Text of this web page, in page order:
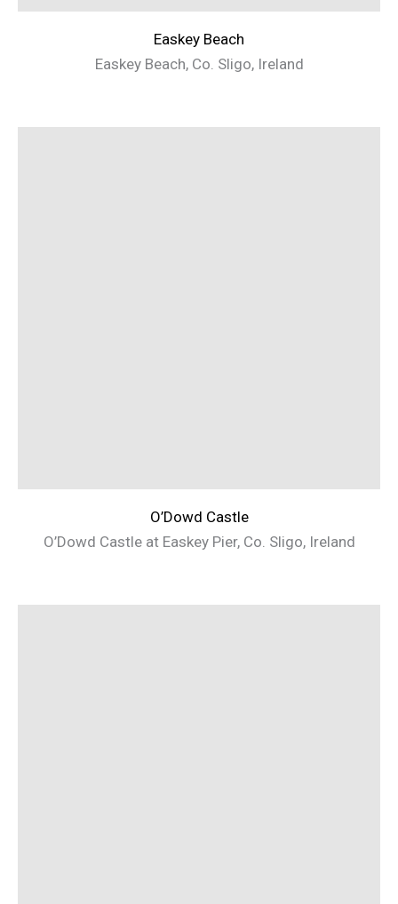
Easkey Beach
Easkey Beach, Co. Sligo, Ireland
O’Dowd Castle
O’Dowd Castle at Easkey Pier, Co. Sligo, Ireland